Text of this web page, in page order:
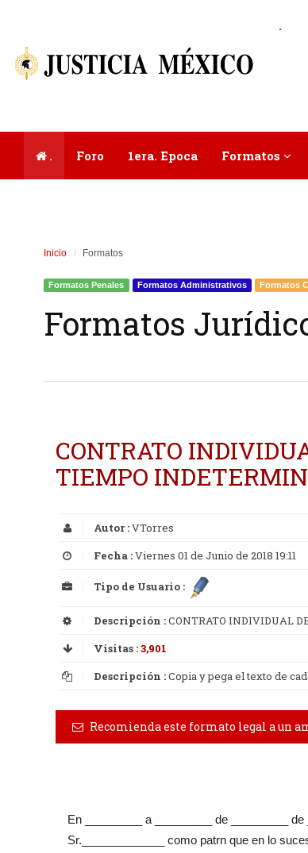
.
. Foro 1era. Epoca Formatos
Inicio Formatos
Formatos Penales Formatos Administrativos Formatos
Formatos
CONTRATO
TIEMPO
Autor :VTorres
Fecha :Viernes 01 de Junio de 2018 19:11
Tipo de Usuario :
Descripción :CONTRATO INDIVIDUAL
Visitas :3,901
Descripción :Copia y pega el texto de
Recomienda este formato legal a un
En _________ a _________ de _________
Sr._____________ como patrn que en lo